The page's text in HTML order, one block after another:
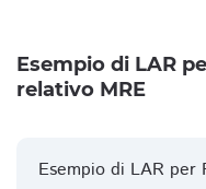
Esempio di LAR
relativo MRE
Esempio di LAR per